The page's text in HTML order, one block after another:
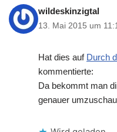
wildeskinzigtal
13. Mai 2015 um
Hat dies auf Durch
kommentierte:
Da bekommt man
genauer